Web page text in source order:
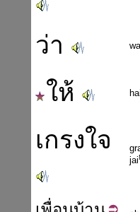
ว่า
ให้
เกรงใจ
jai